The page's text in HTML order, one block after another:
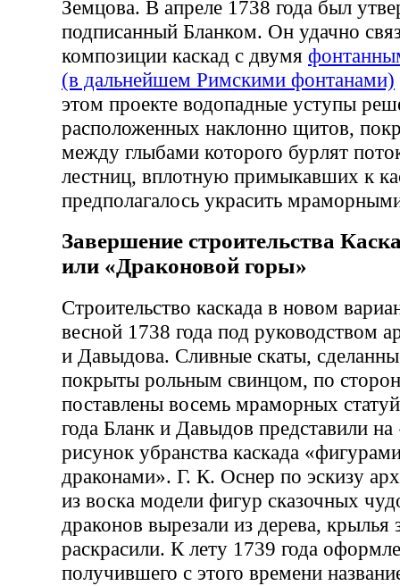
Земцова. В апреле 1738 года был
подписанный Бланком. Он удачно
композиции каскад с двумя
(в дальнейшем Римскими фонтанами)
этом проекте водопадные уступы
расположенных наклонно щитов,
между глыбами которого бурлят
лестниц, вплотную примыкавших к
предполагалось украсить
Завершение строительства
или «Драконовой горы»
Строительство каскада в новом
весной 1738 года под руководством
и Давыдова. Сливные скаты,
покрыты рольным свинцом, по
поставлены восемь мраморных
года Бланк и Давыдов представили
рисунок убранства каскада
драконами». Г. К. Оснер по эскизу
из воска модели фигур сказочных
драконов вырезали из дерева, крылья
раскрасили. К лету 1739 года
получившего с этого времени